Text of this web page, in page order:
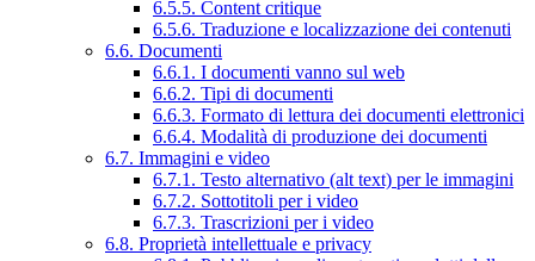
6.5.5. Content critique
6.5.6. Traduzione e localizzazione dei contenuti
6.6. Documenti
6.6.1. I documenti vanno sul web
6.6.2. Tipi di documenti
6.6.3. Formato di lettura dei documenti elettronici
6.6.4. Modalità di produzione dei documenti
6.7. Immagini e video
6.7.1. Testo alternativo (alt text) per le immagini
6.7.2. Sottotitoli per i video
6.7.3. Trascrizioni per i video
6.8. Proprietà intellettuale e privacy